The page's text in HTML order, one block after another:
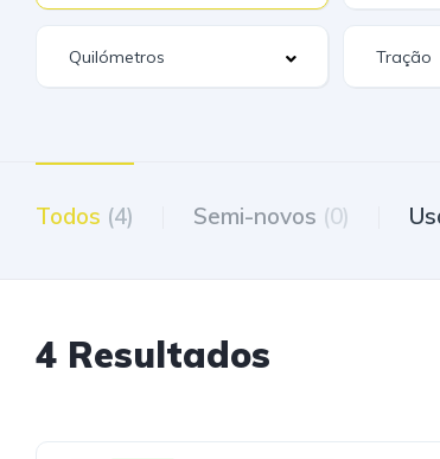
Todos (4) Semi-novos (0)
4 Resultados